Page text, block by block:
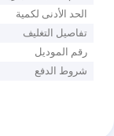
الحد الأدنى لكمية
تفاصيل التغليف
رقم الموديل
شروط الدفع